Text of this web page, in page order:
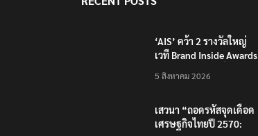
‘AIS’ คว้า 2 รางวัลใหญ่
เวที Brand Inside Awards
โครงสร้างพื้นฐานดิจิทัล
5 สิงหาคม 2026
เสวนา “ถอดรหัสจุดเดือด
เศรษฐกิจไทยปี 2570: